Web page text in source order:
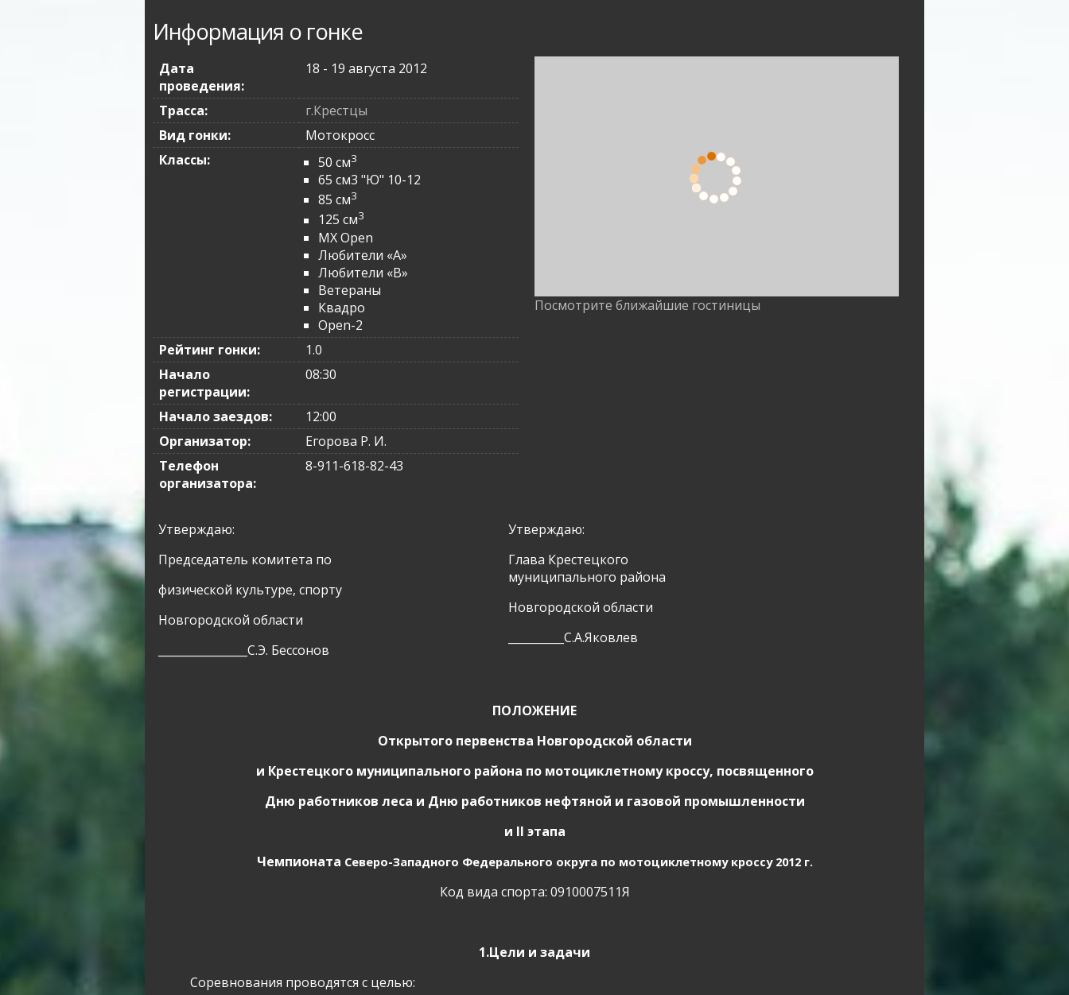
Информация о гонке
Дата
проведения:
18 - 19 августа 2012
Трасса:
г.Крестцы
Вид гонки:
Мотокросс
Классы:
50 см3
65 см3 "Ю" 10-12
85 см3
125 см3
MX Open
Любители «A»
Любители «B»
Ветераны
Квадро
Open-2
Рейтинг гонки:
1.0
Начало
регистрации:
08:30
Начало заездов:
12:00
Организатор:
Егорова Р. И.
Телефон
организатора:
8-911-618-82-43
Посмотрите ближайшие гостиницы
Утверждаю:
Председатель комитета по
физической культуре, спорту
Новгородской области
________________C.Э. Бессонов
Утверждаю:
Глава Крестецкого
муниципального района
Новгородской области
__________С.А.Яковлев
ПОЛОЖЕНИЕ
Открытого первенства Новгородской области
и Крестецкого муниципального района по мотоциклетному кроссу, посвященного
Дню работников леса и Дню работников нефтяной и газовой промышленности
и II этапа
Чемпионата Северо-Западного Федерального округа по мотоциклетному кроссу 2012 г.
Код вида спорта: 0910007511Я
1.Цели и задачи
Соревнования проводятся с целью: